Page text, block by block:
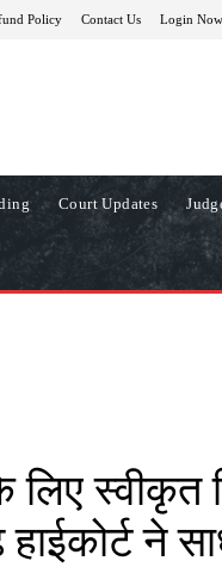
Policy Contact Us Login Now
Court Updates
स्वीकृत
हाईकोर्ट ने